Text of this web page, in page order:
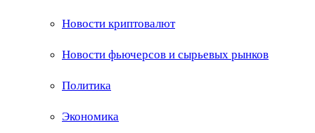
Новости криптовалют
Новости фьючерсов и сырьевых рынков
Политика
Экономика